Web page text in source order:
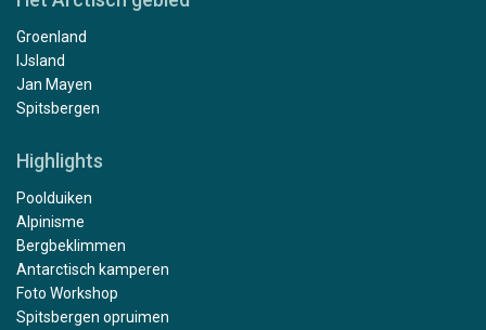
Groenland
IJsland
Jan Mayen
Spitsbergen
Highlights
Poolduiken
Alpinisme
Bergbeklimmen
Antarctisch kamperen
Foto Workshop
Spitsbergen opruimen